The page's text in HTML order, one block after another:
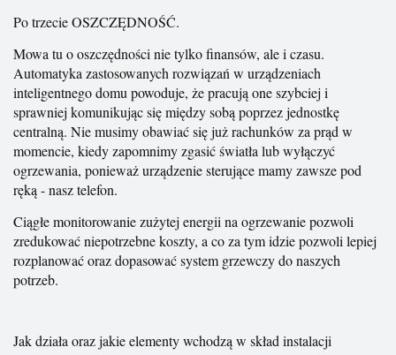
Po trzecie OSZCZĘDNOŚĆ.
Mowa tu o oszczędności nie tylko finansów, ale i czasu.
Automatyka zastosowanych rozwiązań w urządzeniach
inteligentnego domu powoduje, że pracują one szybciej i
sprawniej komunikując się między sobą poprzez jednostkę
centralną. Nie musimy obawiać się już rachunków za prąd w
momencie, kiedy zapomnimy zgasić światła lub wyłączyć
ogrzewania, ponieważ urządzenie sterujące mamy zawsze pod
ręką - nasz telefon.
Ciągłe monitorowanie zużytej energii na ogrzewanie pozwoli
zredukować niepotrzebne koszty, a co za tym idzie pozwoli lepiej
rozplanować oraz dopasować system grzewczy do naszych
potrzeb.
Jak działa oraz jakie elementy wchodzą w skład instalacji